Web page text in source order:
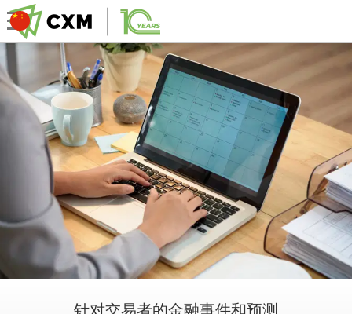
针对交易者的金融事件和预测